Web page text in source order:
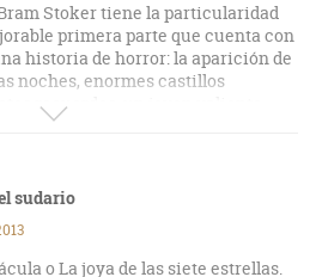
Stoker tiene la particularidad
primera parte que cuenta con
historia de horror: la aparición de
noches, enormes castillos
recuerdos, un joven valiente
parte, la historia toma un
que tiran por la borda todo el
la primera parte y que
protagonista (la dama) en un ser
de atractivos.
sudario
o La joya de las siete estrellas.